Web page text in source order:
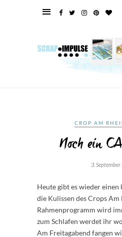
CROP AM
Noch ein
3. September
Heute gibt es wieder
die Kulissen des Crops Am
Rahmenprogramm wird
zum Schlafen werdet ihr
Am Freitagabend fangen